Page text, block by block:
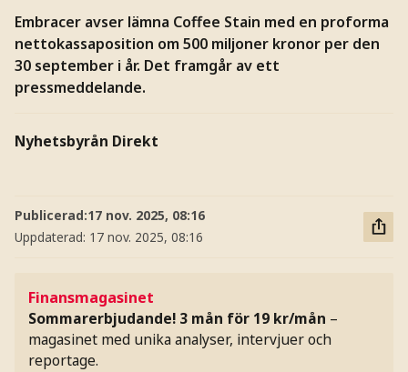
Embracer avser lämna Coffee Stain med en proforma
nettokassaposition om 500 miljoner kronor per den
30 september i år. Det framgår av ett
pressmeddelande.
Nyhetsbyrån Direkt
Publicerad:17 nov. 2025, 08:16
Uppdaterad: 17 nov. 2025, 08:16
Finansmagasinet
Sommarerbjudande! 3 mån för 19 kr/mån –
magasinet med unika analyser, intervjuer och
reportage.